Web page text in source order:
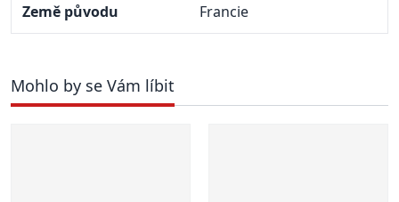
Země původu Francie
Mohlo by se Vám líbit